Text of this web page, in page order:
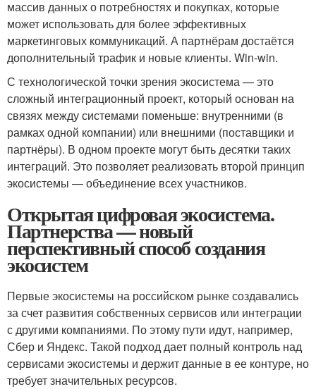
массив данных о потребностях и покупках, которые
может использовать для более эффективных
маркетинговых коммуникаций. А партнёрам достаётся
дополнительный трафик и новые клиенты. Win-win.
С технологической точки зрения экосистема — это
сложный интеграционный проект, который основан на
связях между системами поменьше: внутренними (в
рамках одной компании) или внешними (поставщики и
партнёры). В одном проекте могут быть десятки таких
интеграций. Это позволяет реализовать второй принцип
экосистемы — объединение всех участников.
Открытая цифровая экосистема.
Партнерства — новый
перспективный способ создания
экосистем
Первые экосистемы на российском рынке создавались
за счет развития собственных сервисов или интеграции
с другими компаниями. По этому пути идут, например,
Сбер и Яндекс. Такой подход дает полный контроль над
сервисами экосистемы и держит данные в ее контуре, но
требует значительных ресурсов.